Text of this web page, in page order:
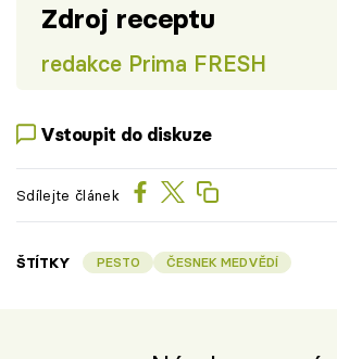
Zdroj receptu
redakce Prima FRESH
Vstoupit do diskuze
Sdílejte článek
ŠTÍTKY PESTO ČESNEK MEDVĚDÍ